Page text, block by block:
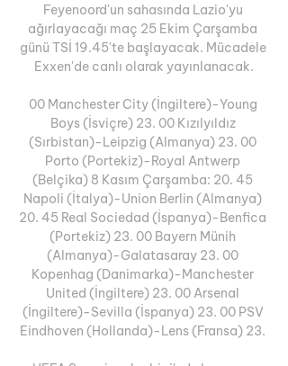
Feyenoord'un sahasında Lazio'yu
ağırlayacağı maç 25 Ekim Çarşamba
günü TSİ 19.45'te başlayacak. Mücadele
Exxen'de canlı olarak yayınlanacak.
00 Manchester City (İngiltere)-Young
Boys (İsviçre) 23. 00 Kızılyıldız
(Sırbistan)-Leipzig (Almanya) 23. 00
Porto (Portekiz)-Royal Antwerp
(Belçika) 8 Kasım Çarşamba: 20. 45
Napoli (İtalya)-Union Berlin (Almanya)
20. 45 Real Sociedad (İspanya)-Benfica
(Portekiz) 23. 00 Bayern Münih
(Almanya)-Galatasaray 23. 00
Kopenhag (Danimarka)-Manchester
United (İngiltere) 23. 00 Arsenal
(İngiltere)-Sevilla (İspanya) 23. 00 PSV
Eindhoven (Hollanda)-Lens (Fransa) 23.